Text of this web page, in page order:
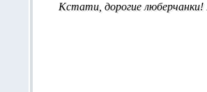
Кстати, дорогие